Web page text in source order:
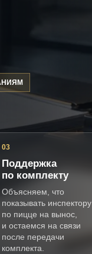
03
Поддержка
по комплекту
Объясняем, что
показывать инспектору
по пицце на вынос,
и остаемся на связи
после передачи
комплекта.